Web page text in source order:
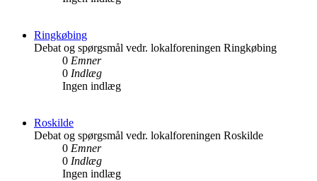
Ringkøbing
Debat og spørgsmål vedr. lokalforeningen Ringkøbing
0 Emner
0 Indlæg
Ingen indlæg
Roskilde
Debat og spørgsmål vedr. lokalforeningen Roskilde
0 Emner
0 Indlæg
Ingen indlæg